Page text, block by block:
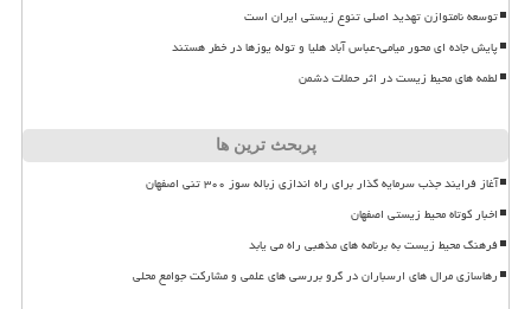
توسعه نامتوازن تهدید اصلی تنوع زیستی ایران است
پایش جاده ای محور میامی-عباس آباد هلیا و توله یوزها در خطر هستند
لطمه های محیط زیست در اثر حملات دشمن
پربحث ترین ها
آغاز فرایند جذب سرمایه گذار برای راه اندازی زباله سوز ۳۰۰ تنی اصفهان
اخبار کوتاه محیط زیستی اصفهان
فرهنگ محیط زیست به برنامه های مذهبی راه می یابد
رهاسازی مرال های ارسباران در گرو بررسی های علمی و مشارکت جوامع محلی